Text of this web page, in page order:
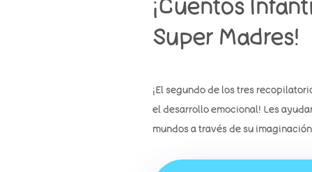
Super Madres!
¡El segundo de los tres
el desarrollo emocional! Les
mundos a través de su imaginación